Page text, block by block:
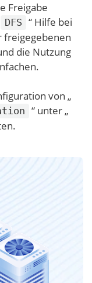
Freigabe
DFS “ Hilfe bei
freigegebenen
die Nutzung
von „
“ unter „